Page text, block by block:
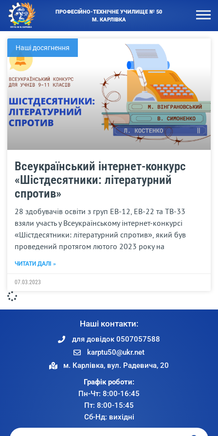
ПРОФЕСІЙНО-ТЕХНІЧНЕ УЧИЛИЩЕ № 50
М. КАРЛІВКА
Наші досягнення
Всеукраїнський інтернет-конкурс
«Шістдесятники: літературний
спротив»
28 здобувачів освіти з груп ЕВ-12, ЕВ-22 та ТВ-33
взяли участь у Всеукраїнському інтернет-конкурсі
«Шістдесятники: літературний спротив», який був
проведений протягом лютого 2023 року на
ЧИТАТИ ДАЛІ »
07.03.2023
Наші контакти:
для довідок 0507057588
karptu50@ukr.net
м. Карлівка, вул. Радевича, 20
Графік роботи:
Пн-Чт: 8:00-16:45
Пт: 8:00-15:45
Сб-Нд: вихідні